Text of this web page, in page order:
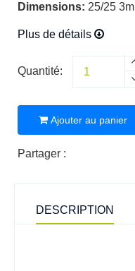
Dimensions: 25/25 3m
Plus de détails
Quantité:
Ajouter au panier
Partager :
DESCRIPTION